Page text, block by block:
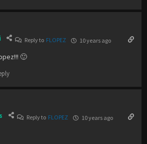
Reply to FLOPEZ 10 years ago
🙂
Reply to FLOPEZ 10 years ago